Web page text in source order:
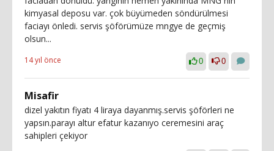
kimyasal deposu var. çok büyümeden söndürülmesi
faciayı önledi. servis şöförümüze mngye de geçmiş
olsun...
14 yıl önce 0 0
Misafir
dizel yakıtın fiyatı 4 liraya dayanmış.servis şöförleri ne
yapsın.parayı altur efatur kazanıyo ceremesini araç
sahipleri çekiyor